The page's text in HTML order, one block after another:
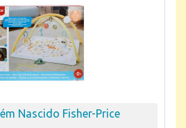
Nascido Fisher-Price